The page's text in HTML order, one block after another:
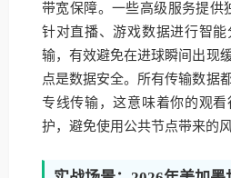
带宽保障。一些高级服务提供
针对直播、游戏数据进行智
输，有效避免在进球瞬间出现
点是数据安全。所有传输数据
专线传输，这意味着你的观
护，避免使用公共节点带来的风